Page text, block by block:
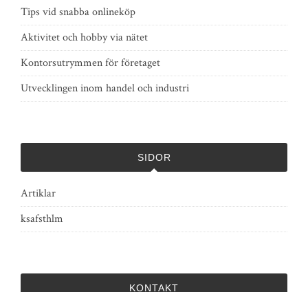
Tips vid snabba onlineköp
Aktivitet och hobby via nätet
Kontorsutrymmen för företaget
Utvecklingen inom handel och industri
SIDOR
Artiklar
ksafsthlm
KONTAKT